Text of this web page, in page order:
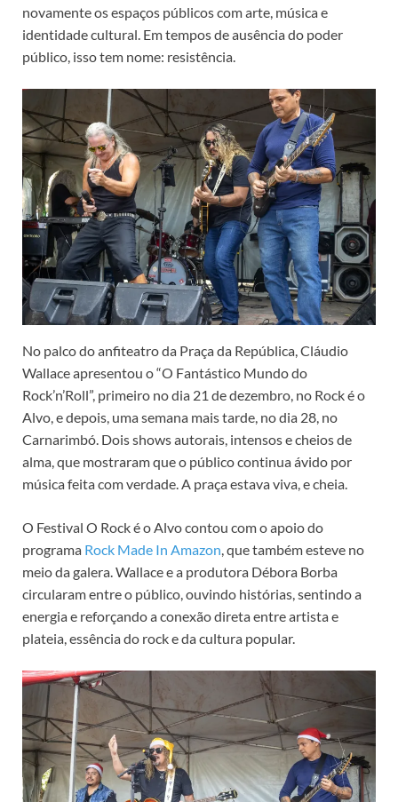
novamente os espaços públicos com arte, música e
identidade cultural. Em tempos de ausência do poder
público, isso tem nome: resistência.
No palco do anfiteatro da Praça da República, Cláudio
Wallace apresentou o “O Fantástico Mundo do
Rock’n’Roll”, primeiro no dia 21 de dezembro, no Rock é o
Alvo, e depois, uma semana mais tarde, no dia 28, no
Carnarimbó. Dois shows autorais, intensos e cheios de
alma, que mostraram que o público continua ávido por
música feita com verdade. A praça estava viva, e cheia.
O Festival O Rock é o Alvo contou com o apoio do
programa Rock Made In Amazon , que também esteve no
meio da galera. Wallace e a produtora Débora Borba
circularam entre o público, ouvindo histórias, sentindo a
energia e reforçando a conexão direta entre artista e
plateia, essência do rock e da cultura popular.